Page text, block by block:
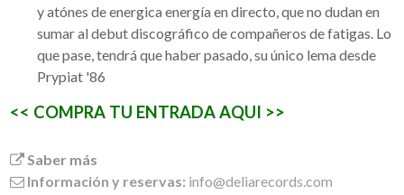
y atónes de energica energía en directo, que no dudan en
sumar al debut discográfico de compañeros de fatigas. Lo
que pase, tendrá que haber pasado, su único lema desde
Prypiat '86
<< COMPRA TU ENTRADA AQUI >>
Saber más
Información y reservas: info@deliarecords.com